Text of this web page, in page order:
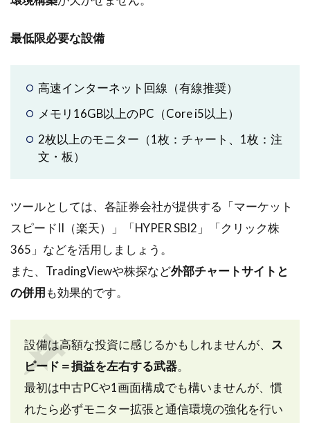
ーの
資金
現実
ータ
と実
例）
心
が
ま
身
に
け
た
い
３
の
ス
最低限必要な設備
高速インターネット回線（有線推奨）
メモリ16GB以上のPC（Core i5以上）
2枚以上のモニター（1枚：チャート、1枚：注
文・板）
ツールとしては、各証券会社が提供する「マーケット
スピードII（楽天）」「HYPER SBI2」「クリック株
365」などを活用しましょう。
また、TradingViewや株探など外部チャートサイトと
の併用 も効果的です。
設備は高額な投資に感じるかもしれませんが、 ス
ピード＝損益を左右する武器。
最初は中古PCや1画面構成でも構いませんが、慣
れたら必ずモニター拡張と通信環境の強化を行い